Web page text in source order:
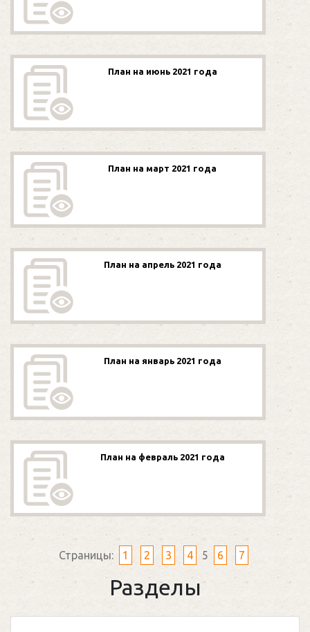
План на июнь 2021 года
План на март 2021 года
План на апрель 2021 года
План на январь 2021 года
План на февраль 2021 года
Страницы: 1 2 3 4 5 6 7
Разделы